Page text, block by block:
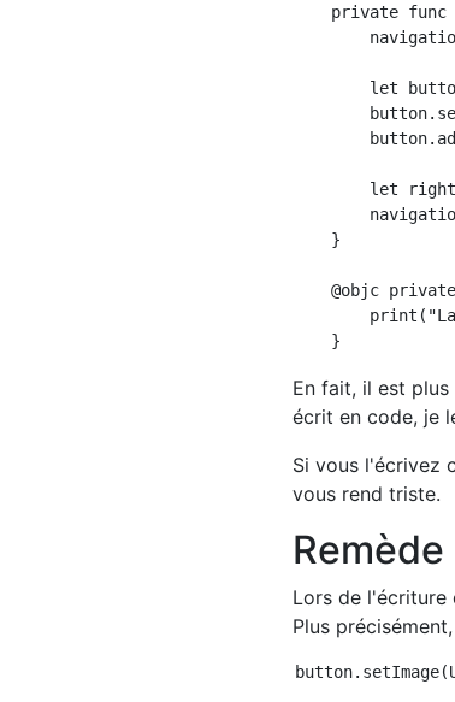
private func
let
let
    }
@objc
En fait, il est
écrit en code, je
Si vous l'écrivez
vous rend triste.
Lors de l'écriture
Plus